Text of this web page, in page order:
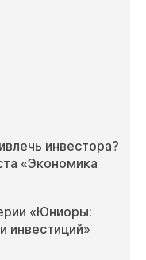
инвестора?
«Экономика
«Юниоры:
инвестиций»